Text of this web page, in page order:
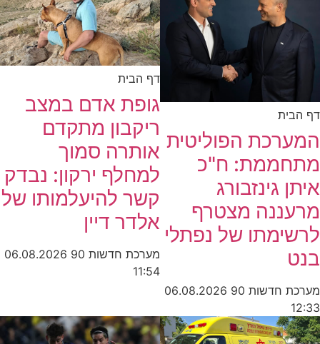
דף הבית
המערכת הפוליטית
מתחממת: ח"כ
איתן גינזבורג
מרעננה מצטרף
לרשימתו של נפתלי
בנט
מערכת חדשות 90
06.08.2026
12:33
דף הבית
גופת אדם במצב
ריקבון מתקדם
אותרה סמוך
למחלף ירקון: נבדק
קשר להיעלמותו של
אלדר דיין
מערכת חדשות 90
06.08.2026
11:54